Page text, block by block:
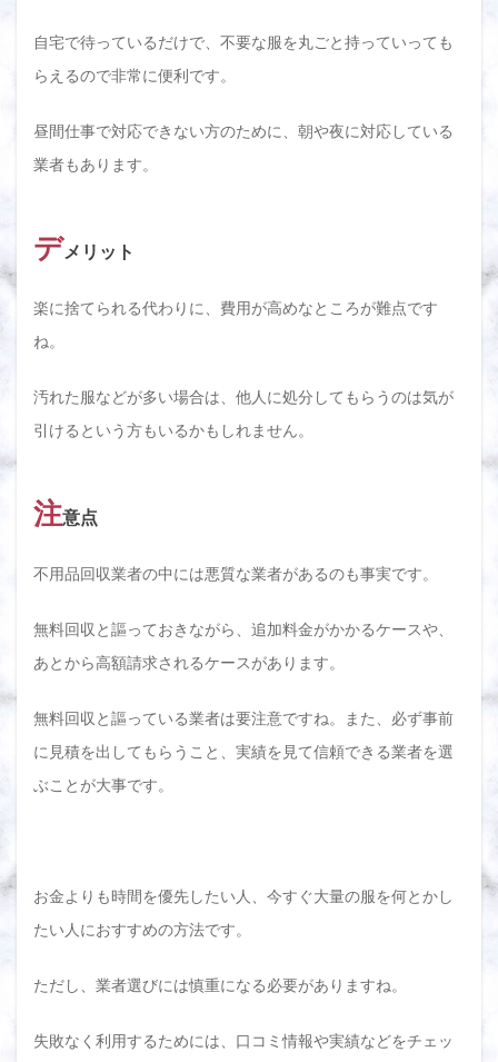
自宅で待っているだけで、不要な服を丸ごと持っていっても
らえるので非常に便利です。
昼間仕事で対応できない方のために、朝や夜に対応している
業者もあります。
デメリット
楽に捨てられる代わりに、費用が高めなところが難点です
ね。
汚れた服などが多い場合は、他人に処分してもらうのは気が
引けるという方もいるかもしれません。
注意点
不用品回収業者の中には悪質な業者があるのも事実です。
無料回収と謳っておきながら、追加料金がかかるケースや、
あとから高額請求されるケースがあります。
無料回収と謳っている業者は要注意ですね。また、必ず事前
に見積を出してもらうこと、実績を見て信頼できる業者を選
ぶことが大事です。
お金よりも時間を優先したい人、今すぐ大量の服を何とかし
たい人におすすめの方法です。
ただし、業者選びには慎重になる必要がありますね。
失敗なく利用するためには、口コミ情報や実績などをチェッ